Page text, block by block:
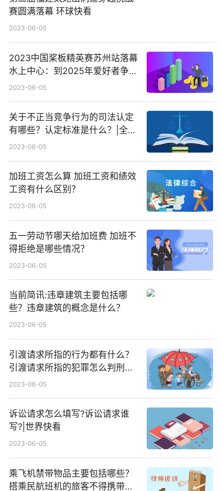
赛圆满落幕 环球快看
2023-06-05
2023中国桨板精英赛苏州站落幕
水上中心：到2025年爱好者争取
达到100万人
2023-06-05
关于不正当竞争行为的司法认定
有哪些？认定标准是什么？|全球
播报
2023-06-05
加班工资怎么算 加班工资和绩效
工资有什么区别？
2023-06-05
五一劳动节哪天给加班费 加班不
得拒绝是哪些情况？
2023-06-05
当前简讯:违章建筑主要包括哪
些？违章建筑的概念是什么？
2023-06-05
引渡请求所指的行为都有什么？
引渡请求所指的犯罪怎么判刑？
焦点热门
2023-06-05
诉讼请求怎么填写?诉讼请求谁
写?|世界快看
2023-06-05
乘飞机禁带物品主要包括哪些？
搭乘民航班机的旅客不得携带哪